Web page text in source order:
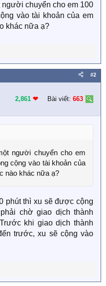
chuyển cho em 100
vào tài khoản của em
khác nữa ạ?
#2
2,861 ❤︎ Bài viết: 663
người chuyển cho em
cộng vào tài khoản của
nào khác nữa ạ?
phút thì xu sẽ được cộng
chờ giao dịch thành
khi giao dịch thành
trước, xu sẽ cộng vào